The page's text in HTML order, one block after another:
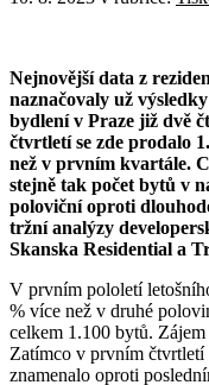
Nejnovější data z
naznačovaly už
bydlení v Praze již dvě
čtvrtletí se zde prodalo
než v prvním kvartále.
stejně tak počet bytů v
poloviční oproti
tržní analýzy
Skanska Residential a
V prvním pololetí
% více než v druhé
celkem 1.100 bytů.
Zatímco v prvním
znamenalo oproti